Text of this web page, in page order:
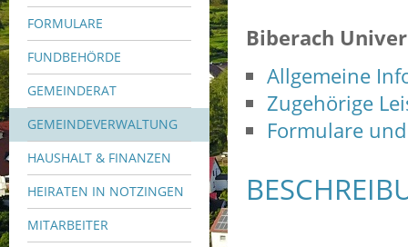
FORMULARE
FUNDBEHÖRDE
GEMEINDERAT
GEMEINDEVERWALTUNG
HAUSHALT & FINANZEN
HEIRATEN IN NOTZINGEN
MITARBEITER
Biberach
Allgemeine
Zugehörige
Formulare